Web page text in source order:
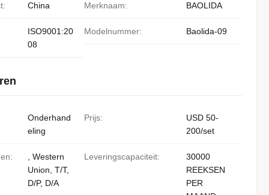
China Merknaam: BAOLIDA
ISO9001:20
08
Modelnummer: Baolida-09
Onderhand
eling
Prijs:
USD 50-
200/set
, Western
Union, T/T,
D/P, D/A
Leveringscapaciteit:
30000
REEKSEN
PER